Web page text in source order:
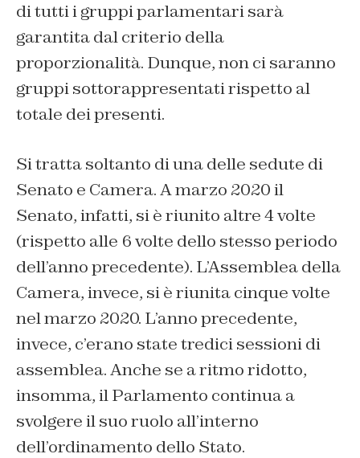
di tutti i gruppi parlamentari sarà
garantita dal criterio della
proporzionalità. Dunque, non ci saranno
gruppi sottorappresentati rispetto al
totale dei presenti.
Si tratta soltanto di una delle sedute di
Senato e Camera. A marzo 2020 il
Senato, infatti, si è riunito altre 4 volte
(rispetto alle 6 volte dello stesso periodo
dell’anno precedente). L’Assemblea della
Camera, invece, si è riunita cinque volte
nel marzo 2020. L’anno precedente,
invece, c’erano state tredici sessioni di
assemblea. Anche se a ritmo ridotto,
insomma, il Parlamento continua a
svolgere il suo ruolo all’interno
dell’ordinamento dello Stato.